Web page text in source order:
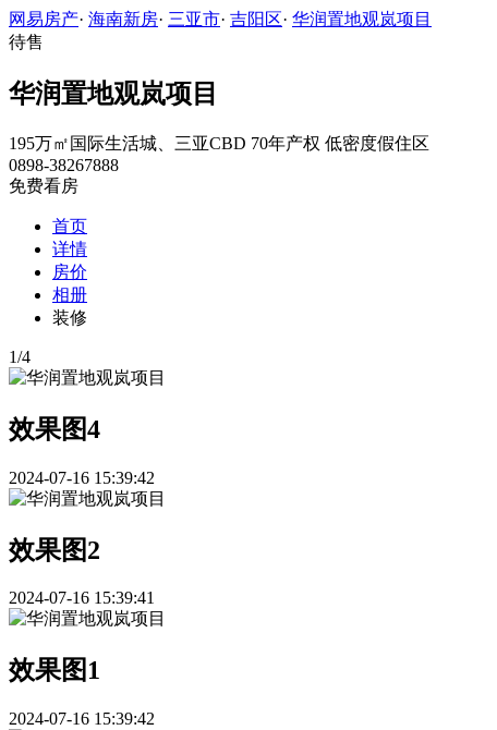
网易房产· 海南新房· 三亚市· 吉阳区· 华润置地观岚项目
待售
华润置地观岚项目
195万㎡国际生活城、三亚CBD 70年产权 低密度假住区
0898-38267888
免费看房
首页
详情
房价
相册
装修
1/4
效果图4
2024-07-16 15:39:42
效果图2
2024-07-16 15:39:41
效果图1
2024-07-16 15:39:42